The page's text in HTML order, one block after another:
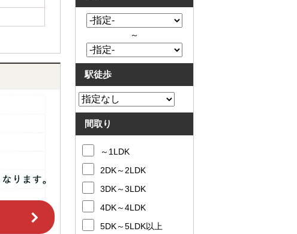
～
駅徒歩
間取り
～1LDK
2DK～2LDK
3DK～3LDK
4DK～4LDK
5DK～5LDK以上